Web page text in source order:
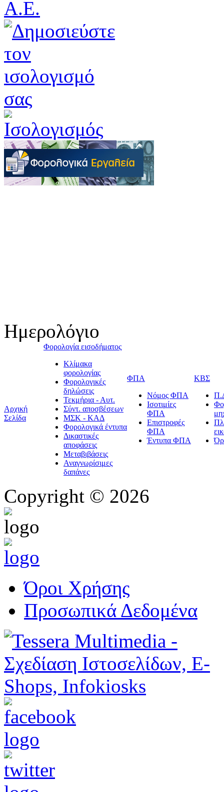
Ημερολόγιο
Αρχική
Σελίδα
Φορολογία εισοδήματος
Κλίμακα
φορολογίας
Φορολογικές
δηλώσεις
Τεκμήρια - Αυτ.
Σύντ. αποσβέσεων
ΜΣΚ - ΚΑΔ
Φορολογικά έντυπα
Δικαστικές
αποφάσεις
Μεταβιβάσεις
Αναγνωρίσιμες
δαπάνες
ΦΠΑ
Νόμος ΦΠΑ
Ισοτιμίες
ΦΠΑ
Επιστροφές
ΦΠΑ
Έντυπα ΦΠΑ
ΚΒΣ
Copyright © 2026
Όροι Χρήσης
Προσωπικά Δεδομένα